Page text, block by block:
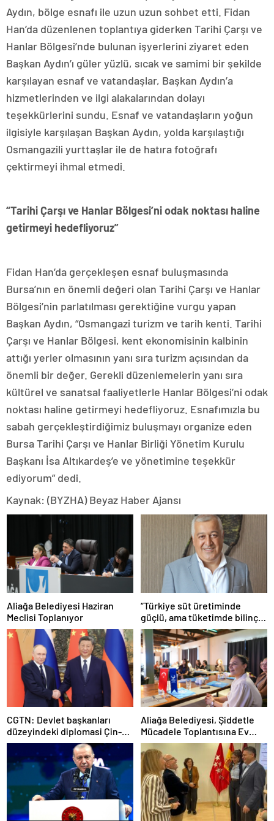
Aydın, bölge esnafı ile uzun uzun sohbet etti. Fidan
Han’da düzenlenen toplantıya giderken Tarihi Çarşı ve
Hanlar Bölgesi’nde bulunan işyerlerini ziyaret eden
Başkan Aydın’ı güler yüzlü, sıcak ve samimi bir şekilde
karşılayan esnaf ve vatandaşlar, Başkan Aydın’a
hizmetlerinden ve ilgi alakalarından dolayı
teşekkürlerini sundu. Esnaf ve vatandaşların yoğun
ilgisiyle karşılaşan Başkan Aydın, yolda karşılaştığı
Osmangazili yurttaşlar ile de hatıra fotoğrafı
çektirmeyi ihmal etmedi.
“Tarihi Çarşı ve Hanlar Bölgesi’ni odak noktası haline
getirmeyi hedefliyoruz”
Fidan Han’da gerçekleşen esnaf buluşmasında
Bursa’nın en önemli değeri olan Tarihi Çarşı ve Hanlar
Bölgesi’nin parlatılması gerektiğine vurgu yapan
Başkan Aydın, “Osmangazi turizm ve tarih kenti. Tarihi
Çarşı ve Hanlar Bölgesi, kent ekonomisinin kalbinin
attığı yerler olmasının yanı sıra turizm açısından da
önemli bir değer. Gerekli düzenlemelerin yanı sıra
kültürel ve sanatsal faaliyetlerle Hanlar Bölgesi’ni odak
noktası haline getirmeyi hedefliyoruz. Esnafımızla bu
sabah gerçekleştirdiğimiz buluşmayı organize eden
Bursa Tarihi Çarşı ve Hanlar Birliği Yönetim Kurulu
Başkanı İsa Altıkardeş’e ve yönetimine teşekkür
ediyorum” dedi.
Kaynak: (BYZHA) Beyaz Haber Ajansı
Aliağa Belediyesi Haziran
Meclisi Toplanıyor
“Türkiye süt üretiminde
güçlü, ama tüketimde bilinç
şart”
CGTN: Devlet başkanları
düzeyindeki diplomasi Çin-
Rusya arasındaki büyüyen
ortaklığı güçlendiriyor
Aliağa Belediyesi, Şiddetle
Mücadele Toplantısına Ev
Sahipliği Yaptı